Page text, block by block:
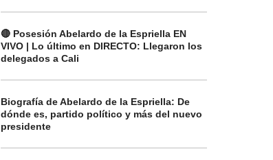
🔴 Posesión Abelardo de la Espriella EN
VIVO | Lo último en DIRECTO: Llegaron los
delegados a Cali
Biografía de Abelardo de la Espriella: De
dónde es, partido político y más del nuevo
presidente